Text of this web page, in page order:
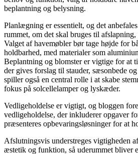
beplantning og belysning.
Planlægning er essentielt, og det
rummet, om det skal bruges til
Valget af havemøbler bør tage højde for
holdbarhed, med materialer som
Beplantning og blomster er vigtige for at
der gives forslag til stauder, sæsonbede
spiller også en central rolle i at skabe
fokus på solcellelamper og lyskæder.
Vedligeholdelse er vigtigt, og bloggen
vedligeholdelse, der inkluderer opgaver
præsenteres opbevaringsløsninger for at
Afslutningsvis understreges vigtigheden
æstetik og funktion, så uderummet bliver